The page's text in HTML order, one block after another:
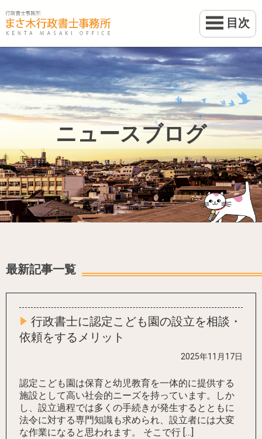
目次
ホーム
業務案内
事務所案内
料金
ブログ
お問い合わせ
ニュースブログ
最新記事一覧
行政書士に認定こども園の設立を相談・
依頼をするメリット
2025年11月17日
認定こども園は保育と幼児教育を一体的に提供する
施設として高い社会的ニーズを持っています。しか
し、設立過程では多くの手続きが発生するとともに
法令に対する専門知識も求められ、設立者には大変
な作業になると思われます。 そこで行 […]